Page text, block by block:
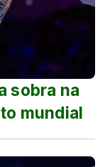
sobra na
mundial